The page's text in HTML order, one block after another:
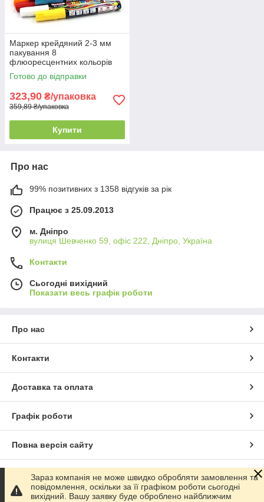
Маркер крейдяний 2-3 мм
пакування 8
флюоресцентних кольорів
Готово до відправки
323,90 ₴/упаковка
359,89 ₴/упаковка
Купити
Про нас
99% позитивних з 1358 відгуків за рік
Працює з 25.09.2013
м. Дніпро
вулиця Шевченко 59, офіс 222, Дніпро, Україна
Контакти
Сьогодні вихідний
Показати весь графік роботи
Про нас
Контакти
Доставка та оплата
Графік роботи
Повна версія сайту
Сайт створено на маркетплейсі Prom.ua
Зараз компанія не може швидко обробляти замовлення та
повідомлення, оскільки за її графіком роботи сьогодні
вихідний. Вашу заявку буде оброблено найближчим